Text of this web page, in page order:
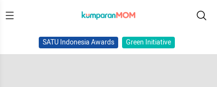
SATU Indonesia Awards Green Initiative